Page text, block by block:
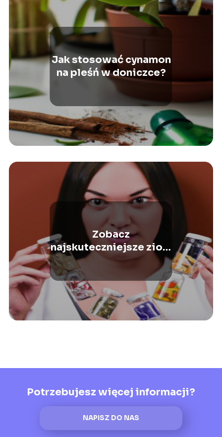
Jak stosować cynamon
na pleśń w doniczce?
Zobacz
najskuteczniejsze zioła
na zaparcia!
Potrzebujesz więcej informacji?
NAPISZ DO NAS